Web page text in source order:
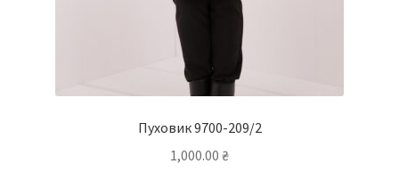
Пуховик 9700-209/2
1,000.00 ₴